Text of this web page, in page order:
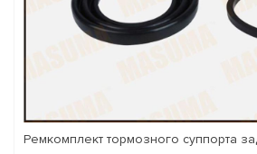
Ремкомплект тормозного суппорта